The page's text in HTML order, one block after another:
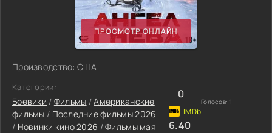
ПРОСМОТР ОНЛАЙН
Производство: США
Категории:
Боевики / Фильмы /Американские
фильмы / Последние фильмы 2026
/ Новинки кино 2026 /Фильмы мая
0
Голосов: 1
6.40